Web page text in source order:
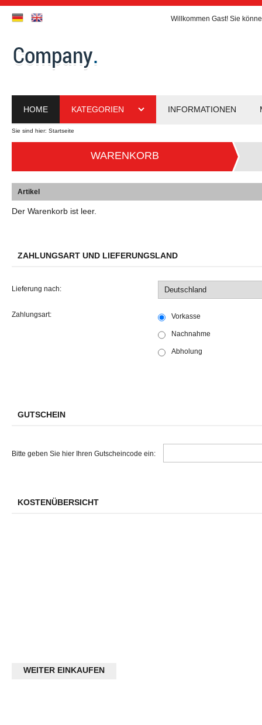
Willkommen Gast! Sie
HOME KATEGORIEN INFORMATIONEN
Sie sind hier: Startseite
WARENKORB
Artikel
Der Warenkorb ist leer.
ZAHLUNGSART UND LIEFERUNGSLAND
Lieferung nach:
Zahlungsart: Vorkasse
Nachnahme
Abholung
GUTSCHEIN
Bitte geben Sie hier Ihren Gutscheincode ein:
KOSTENÜBERSICHT
WEITER EINKAUFEN